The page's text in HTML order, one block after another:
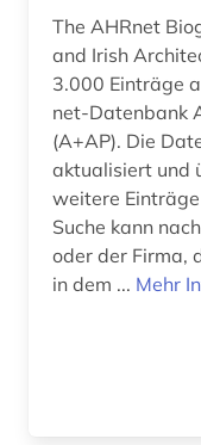
bioenergie (1)
biografie (1)
biographie (6)
boden (1)
The AHRnet
and Irish
3.000 Einträge
net-Datenbank
(A+AP). Die
aktualisiert und
weitere
Suche kann
oder der Firma,
in dem ... Mehr